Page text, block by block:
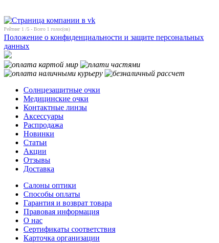
Рейтинг 1 /5 - Всего 1 голос(ов)
Положение о конфиденциальности и защите персональных
данных
Солнцезащитные очки
Медицинские очки
Контактные линзы
Аксессуары
Распродажа
Новинки
Статьи
Акции
Отзывы
Доставка
Салоны оптики
Способы оплаты
Гарантия и возврат товара
Правовая информация
О нас
Сертификаты соответствия
Карточка организации